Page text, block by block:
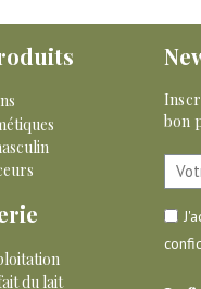
excellent moment passé
ma fille de 6 ans ! Les
nous ont
pour la
Les explications
et les produits à
sont instructives et
traire à la main ! Eclats
du lait
bon